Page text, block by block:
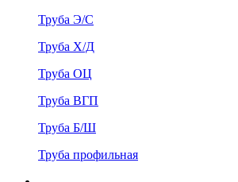
Труба Э/С
Труба Х/Д
Труба ОЦ
Труба ВГП
Труба Б/Ш
Труба профильная